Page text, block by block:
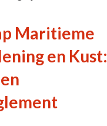
Maritieme
en Kust: